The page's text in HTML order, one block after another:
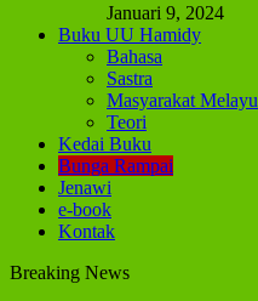
Januari 9, 2024
Buku UU Hamidy
Bahasa
Sastra
Masyarakat Melayu
Teori
Kedai Buku
Bunga Rampai
Jenawi
e-book
Kontak
Breaking News